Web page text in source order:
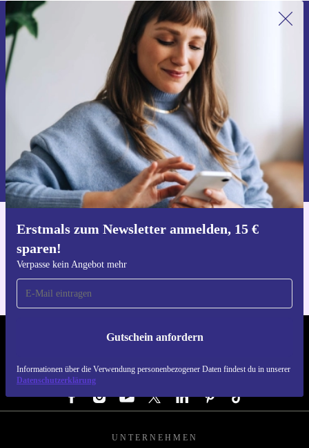
Erstmals zum Newsletter anmelden, 15 €
sparen!
Verpasse kein Angebot mehr
Gutschein anfordern
Informationen über die Verwendung personenbezogener Daten findest du in unserer
Datenschutzerklärung
Erstmals zum Newsletter anmelden,
15 € sparen!
Verpasse kein Angebot mehr.
Gutschein anfordern
Informationen über die Verwendung personenbezogener Daten findest
du in unserer
Datenschutzerklärung.
Hol dir die refurbed-App
REFURBED DEUTSCHLAND - RETHINK NEW.
FOLGE UNS
UNTERNEHMEN